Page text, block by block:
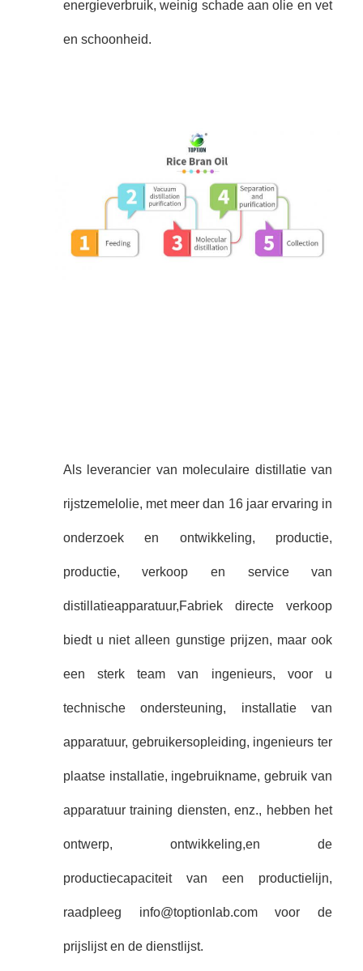
energieverbruik, weinig schade aan olie en vet
en schoonheid.
Als leverancier van moleculaire distillatie van
rijstzemelolie, met meer dan 16 jaar ervaring in
onderzoek en ontwikkeling, productie,
productie, verkoop en service van
distillatieapparatuur,Fabriek directe verkoop
biedt u niet alleen gunstige prijzen, maar ook
een sterk team van ingenieurs, voor u
technische ondersteuning, installatie van
apparatuur, gebruikersopleiding, ingenieurs ter
plaatse installatie, ingebruikname, gebruik van
apparatuur training diensten, enz., hebben het
ontwerp, ontwikkeling,en de
productiecapaciteit van een productielijn,
raadpleeg info@toptionlab.com voor de
prijslijst en de dienstlijst.